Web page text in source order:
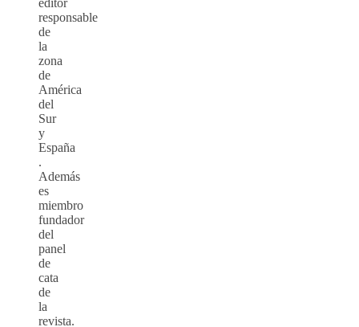
editor
responsable
de
la
zona
de
América
del
Sur
y
España
.
Además
es
miembro
fundador
del
panel
de
cata
de
la
revista.